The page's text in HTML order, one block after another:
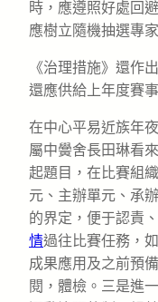
時，應遵照好處回
應樹立隨機抽選專
《治理措施》還作
還應供給上年度賽
在中心平易近族年
屬中黌舍長田琳看
起題目，在比賽組
元、主辦單元、承
的界定，便于認責
情過往比賽任務，
成果應用及之前預
閱，體檢。三是進